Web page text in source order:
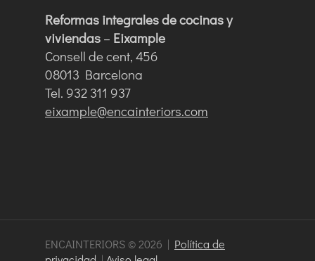
Reformas integrales de cocinas y
viviendas – Eixample
Consell de cent, 456
08013 Barcelona
Tel. 932 311 937
eixample@encainteriors.com
ENCAINTERIORS © 2026 | Política de